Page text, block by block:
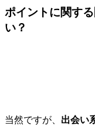
ポイントに関す
い？
当然ですが、 出会い